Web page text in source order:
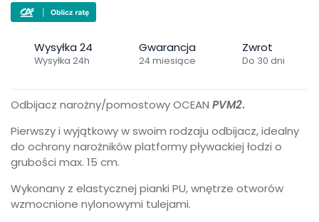
Wysyłka 24
Wysyłka 24h
Gwarancja
24 miesiące
Zwrot
Do 30 dni
Odbijacz narożny/pomostowy OCEAN PVM2.
Pierwszy i wyjątkowy w swoim rodzaju odbijacz, idealny
do ochrony narożników platformy pływackiej łodzi o
grubości max. 15 cm.
Wykonany z elastycznej pianki PU, wnętrze otworów
wzmocnione nylonowymi tulejami.